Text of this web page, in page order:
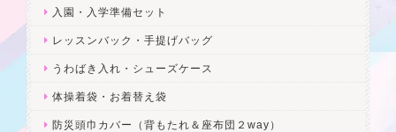
入園・入学準備セット
レッスンバック・手提げバッグ
うわばき入れ・シューズケース
体操着袋・お着替え袋
防災頭巾カバー（背もたれ＆座布団２way）